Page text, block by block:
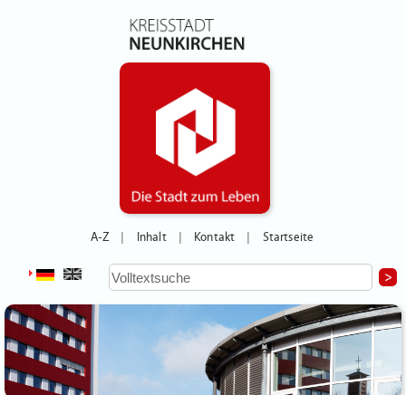
A-Z Inhalt Kontakt Startseite